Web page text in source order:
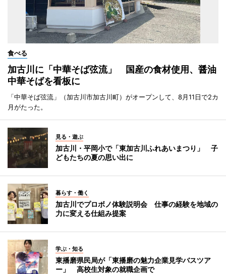
食べる
加古川に「中華そば弦流」 国産の食材使用、醤油
中華そばを看板に
「中華そば弦流」（加古川市加古川町）がオープンして、8月11日で2カ
月がたった。
見る・遊ぶ
加古川・平岡小で「東加古川ふれあいまつり」 子
どもたちの夏の思い出に
暮らす・働く
加古川でプロボノ体験説明会 仕事の経験を地域の
力に変える仕組み提案
学ぶ・知る
東播磨県民局が「東播磨の魅力企業見学バスツア
ー」 高校生対象の就職企画で